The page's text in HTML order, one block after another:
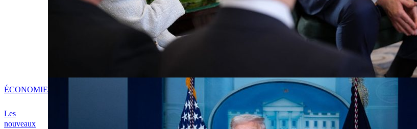
Les
nouveaux
ÉCONOMIE